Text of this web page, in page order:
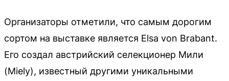
Организаторы отметили, что самым дорогим
сортом на выставке является Elsa von Brabant.
Его создал австрийский селекционер Мили
(Miely), известный другими уникальными